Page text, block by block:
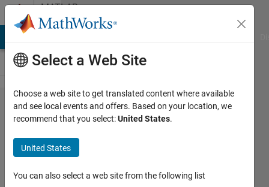
Skip to contentMATLAB
Answers
student
版のPC
の移行
につい
て
Select a Web Site
Choose a web site to get translated content where available
and see local events and offers. Based on your location, we
recommend that you select:United States.
United States
You can also select a web site from the following list